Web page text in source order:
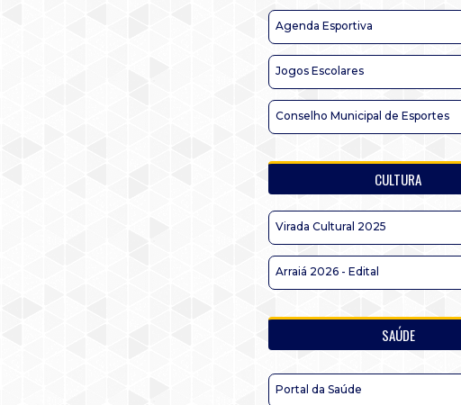
Agenda Esportiva
Jogos Escolares
Conselho Municipal de Esportes
CULTURA
Virada Cultural 2025
Arraiá 2026 - Edital
SAÚDE
Portal da Saúde